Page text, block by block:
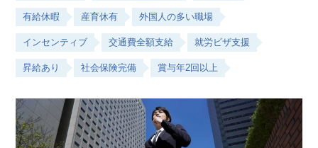
有給休暇 産育休有 外国人の多い職場
インセンティブ 交通費全額支給 就労ビザ支援
昇給あり 社会保険完備 賞与年2回以上